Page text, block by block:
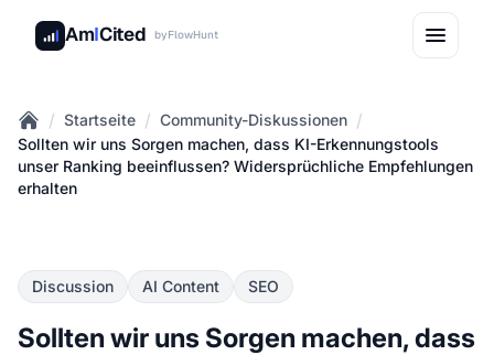
AmICited byFlowHunt
Home
/ Startseite / Community-Diskussionen /
Sollten wir uns Sorgen machen, dass KI-Erkennungstools
unser Ranking beeinflussen? Widersprüchliche Empfehlungen
erhalten
Discussion AI Content SEO
Sollten wir uns Sorgen machen, dass